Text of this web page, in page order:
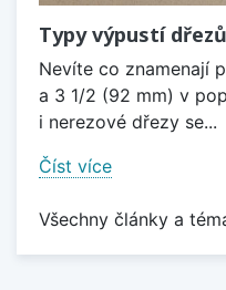
Typy výpustí dřezů
Nevíte co znamenají
a 3 1/2 (92 mm) v
i nerezové dřezy se...
Číst více
Všechny články a